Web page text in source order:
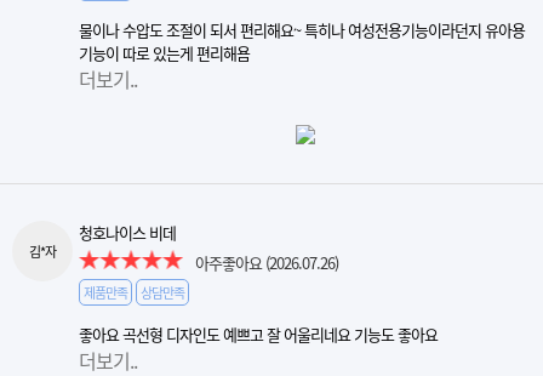
물이나 수압도 조절이 되서 편리해요~ 특히나 여성전용기능이라던지 유아용
기능이 따로 있는게 편리해욤
더보기..
김*자
청호나이스 비데
아주좋아요 (2026.07.26)
제품만족 상담만족
좋아요 곡선형 디자인도 예쁘고 잘 어울리네요 기능도 좋아요
더보기..